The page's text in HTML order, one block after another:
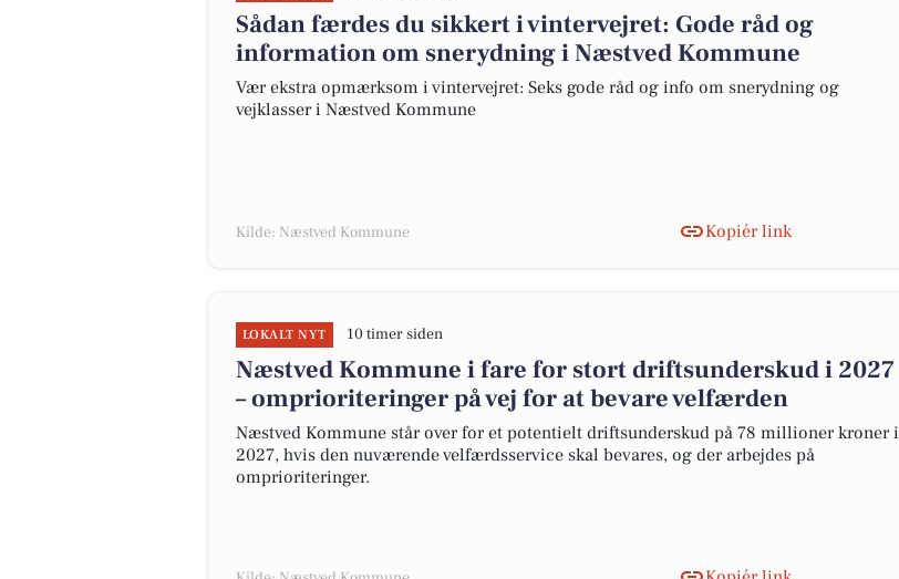
Sådan færdes du sikkert i vintervejret: Gode råd og
information om snerydning i Næstved Kommune
Vær ekstra opmærksom i vintervejret: Seks gode råd og info om snerydning og
vejklasser i Næstved Kommune
Kilde: Næstved Kommune Kopiér link
LOKALT NYT 10 timer siden
Næstved Kommune i fare for stort driftsunderskud i 2027
– omprioriteringer på vej for at bevare velfærden
Næstved Kommune står over for et potentielt driftsunderskud på 78 millioner kroner i
2027, hvis den nuværende velfærdsservice skal bevares, og der arbejdes på
omprioriteringer.